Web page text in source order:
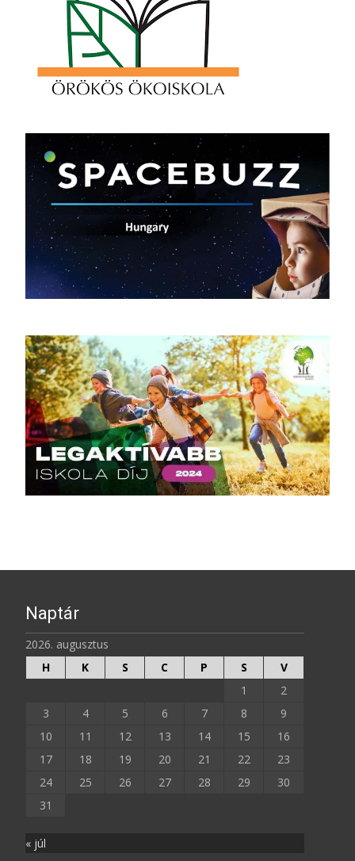
Naptár
2026. augusztus
H
K S C P S
V
1
2
3
4 5 6 7 8
9
10
11 12 13 14 15
16
17
18 19 20 21 22
23
24
25 26 27 28 29
30
31
« júl